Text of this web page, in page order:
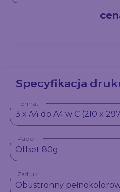
z wzorem A i 50 sztuk z
złożyć dwa oddzielne
Specyfikacja
Format
3 x A4 do A4 w C (210 x
Papier
Offset 80g
Zadruk
Obustronny